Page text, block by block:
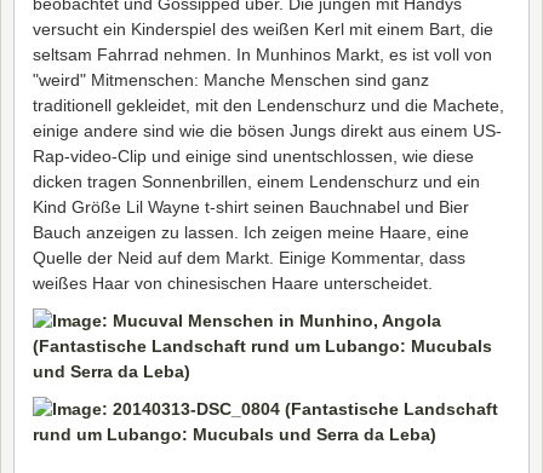
versucht ein Kinderspiel des weißen Kerl mit einem Bart, die
seltsam Fahrrad nehmen. In Munhinos Markt, es ist voll von
"weird" Mitmenschen: Manche Menschen sind ganz
traditionell gekleidet, mit den Lendenschurz und die Machete,
einige andere sind wie die bösen Jungs direkt aus einem US-
Rap-video-Clip und einige sind unentschlossen, wie diese
dicken tragen Sonnenbrillen, einem Lendenschurz und ein
Kind Größe Lil Wayne t-shirt seinen Bauchnabel und Bier
Bauch anzeigen zu lassen. Ich zeigen meine Haare, eine
Quelle der Neid auf dem Markt. Einige Kommentar, dass
weißes Haar von chinesischen Haare unterscheidet.